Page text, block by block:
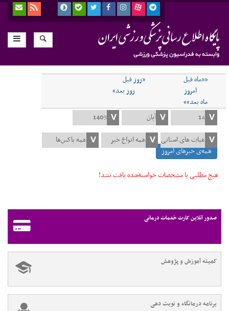
««ماه قبل
«روز قبل
امروز
روز بعد»
ماه بعد»»
همه‌ی خبرهای امروز
هیچ مطلبی با مشخصات خواسته‌شده یافت نشد!
صدور آنلاین کارت خدمات درمانی
کمیته آموزش و پژوهش
برنامه درمانگاه و نوبت دهی